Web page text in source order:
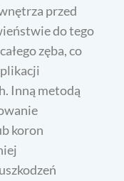
przed
do tego
zęba, co
Inną metodą
koron